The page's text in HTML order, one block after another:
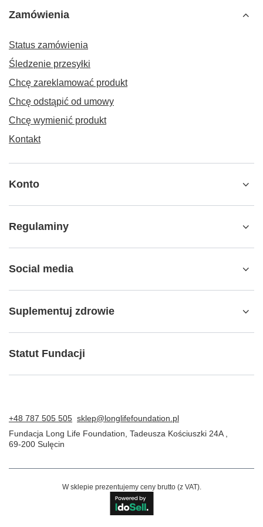
Produkty powstają w oparciu o wyselekcjonowane
procesie produkcji Life Light wykorzystuje również
naturalne surowce oraz metody uznawane za
przyjazne dla środowiska.
Firma Life Light oferuje szeroką gamę marek, takich
TÖTH®,ALPENSEGEN®
Naturkosmetik
,
FLOWERS®oraz
Zamówienia
Status zamówienia
Śledzenie przesyłki
Chcę zareklamować produkt
Chcę odstąpić od umowy
Chcę wymienić produkt
Kontakt
Konto
Regulaminy
Social media
Suplementuj zdrowie
Statut Fundacji
+48 787 505 505 sklep@longlifefoundation.pl
Fundacja Long Life Foundation Tadeusza Kościuszki 24A
69-200 Sulęcin
W sklepie prezentujemy ceny brutto (z VAT).